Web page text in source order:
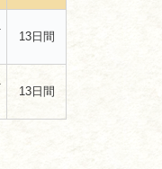
13日間
13日間